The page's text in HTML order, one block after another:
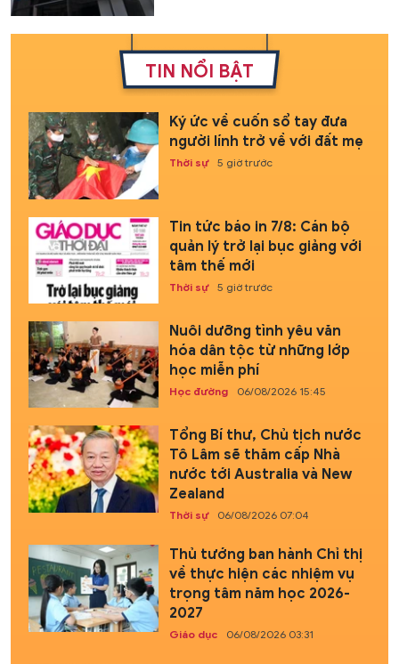
TIN NỔI BẬT
Ký ức về cuốn sổ tay đưa
người lính trở về với đất mẹ
Thời sự 5 giờ trước
Tin tức báo in 7/8: Cán bộ
quản lý trở lại bục giảng với
tâm thế mới
Thời sự 5 giờ trước
Nuôi dưỡng tình yêu văn
hóa dân tộc từ những lớp
học miễn phí
Học đường 06/08/2026 15:45
Tổng Bí thư, Chủ tịch nước
Tô Lâm sẽ thăm cấp Nhà
nước tới Australia và New
Zealand
Thời sự 06/08/2026 07:04
Thủ tướng ban hành Chỉ thị
về thực hiện các nhiệm vụ
trọng tâm năm học 2026-
2027
Giáo dục 06/08/2026 03:31